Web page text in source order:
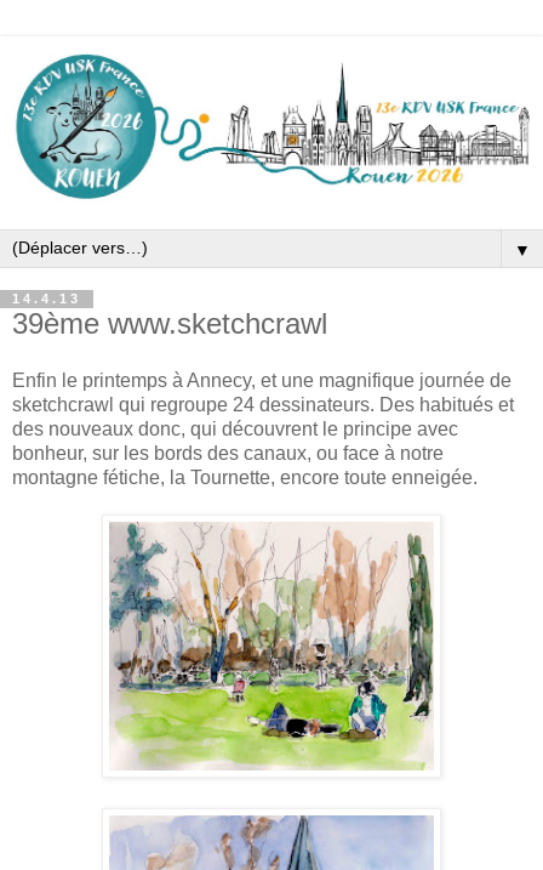
▼
14.4.13
39ème www.sketchcrawl
Enfin le printemps à Annecy, et une magnifique journée de
sketchcrawl qui regroupe 24 dessinateurs. Des habitués et
des nouveaux donc, qui découvrent le principe avec
bonheur, sur les bords des canaux, ou face à notre
montagne fétiche, la Tournette, encore toute enneigée.